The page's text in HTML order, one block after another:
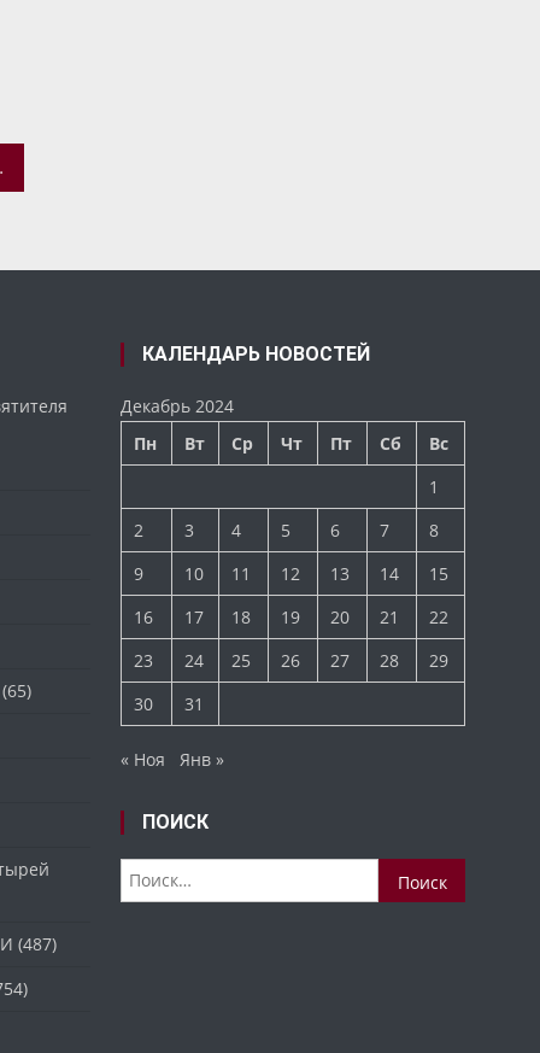
БОГАТЫРЯ»
(487)
КАЛЕНДАРЬ НОВОСТЕЙ
Декабрь 2024
Пн
Вт Ср Чт Пт Сб
Вс
1
2
3 4 5 6 7
8
9
10 11 12 13 14
15
16
17 18 19 20 21
22
23
24 25 26 27 28
29
30
31
« Ноя Янв »
ПОИСК
Найти: